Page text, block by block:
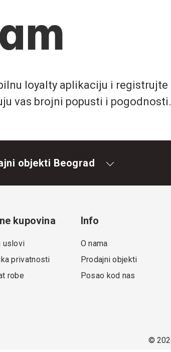
loyalty aplikaciju i registrujte
vas brojni popusti i pogodnosti.
objekti Beograd
kupovina
uslovi
privatnosti
robe
Info
O nama
Prodajni objekti
Posao kod nas
©